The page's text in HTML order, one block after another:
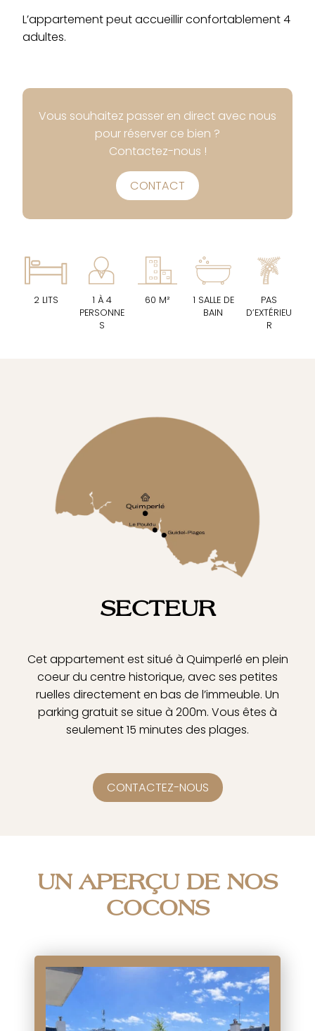
L’appartement peut accueillir confortablement 4
adultes.
Vous souhaitez passer en direct avec nous
pour réserver ce bien ?
Contactez-nous !
CONTACT
2 LITS
1 À 4
PERSONNE
S
60 M²
1 SALLE DE
BAIN
PAS
D’EXTÉRIEU
R
SECTEUR
Cet appartement est situé à Quimperlé en plein
coeur du centre historique, avec ses petites
ruelles directement en bas de l’immeuble. Un
parking gratuit se situe à 200m. Vous êtes à
seulement 15 minutes des plages.
CONTACTEZ-NOUS
UN APERÇU DE NOS
COCONS